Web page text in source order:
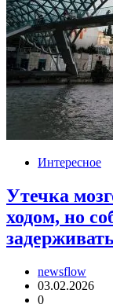
Интересное
Утечка
ходом, но
newsflow
03.02.2026
0